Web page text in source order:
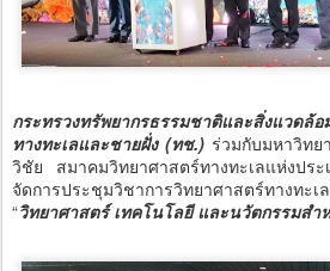
กระทรวงทรัพยากรธรรมชาติและสิ่งแวดล้
ทางทะเลและชายฝั่ง (ทช.) ร่วมกับมหาวิทย
วิชัย สมาคมวิทยาศาสตร์ทางทะเลแห่งปร
จัดการประชุมวิชาการวิทยาศาสตร์ทาง
“วิทยาศาสตร์ เทคโนโลยี และนวัตกรรมสำ